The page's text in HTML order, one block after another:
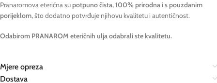
Pranaromova eterična supotpuno čista, 100% prirodna i s pouzdanim
porijeklom,što dodatno potvrđuje njihovu kvalitetu i autentičnost.
Odabirom PRANAROM eteričnih ulja odabrali ste kvalitetu.
Mjere opreza
Dostava